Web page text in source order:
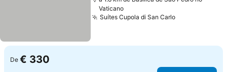
Vaticano
Suítes Cupola di San Carlo
De € 330